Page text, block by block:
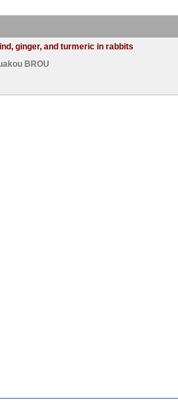
ginger, and turmeric in rabbits
BROU